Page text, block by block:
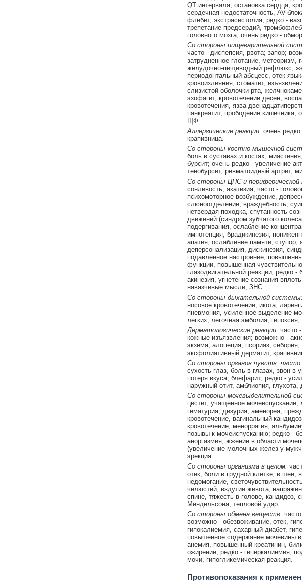
QT интервала, остановка сердца,
сердечная недостаточность, AV-
флебит, экстрасистолия; редко -
трепетание предсердий,
головного мозга; очень редко -
Со стороны пищеварительной
часто - диспепсия, рвота; запор;
затрудненное глотание, метеоризм,
желудочно-пищеводный рефлюкс,
периодонтальный абсцесс, отек
кровоизлияния, стоматит,
слизистой оболочки рта,
эзофагит, кровотечение десен,
кровотечения, язва
панкреатит, прободение
ЩФ.
Аллергические реакции: очень
крапивница.
Со стороны костно-мышечной
боль в суставах и костях,
бурсит; очень редко - увеличение
тенобурсит, ревматоидный артрит,
Со стороны ЦНС и периферической
сонливость, акатизия; часто -
психомоторное возбуждение,
слюноотделение, враждебность,
нетвердая походка, спутанность
движений (синдром зубчатого
подергивания, ослабление
импотенция, брадикинезия,
апатия, ослабление памяти, ступор,
деперсонализация, дискинезия,
подавленное настроение,
функции, повышенная
глазодвигательной реакции; редко
акинезия, угнетение сознания
навязчивые мысли, ЗНС.
Со стороны дыхательной системы:
носовое кровотечение, икота,
пневмония, усиленное выделение
легких, легочная эмболия,
Дерматологические реакции: часто
кожные изъязвления; возможно -
экзема, алопеция, псориаз,
эксфолиативный дерматит,
Со стороны органов чувств:
сухость глаз, боль в глазах, звон в
потеря вкуса, блефарит; редко -
наружный отит, амблиопия,
Со стороны мочевыделительной
цистит, учащенное мочеиспускание,
гематурия, дизурия, аменорея,
кровотечение, вагинальный
кровотечение, меноррагия,
позывы к мочеиспусканию; редко -
аноргазмия, жжение в области
(увеличение молочных желез у
эрекция.
Со стороны организма в целом:
отек, боли в грудной клетке, в шее;
недомогание,
челюстей, вздутие живота,
спине, тяжесть в голове, кандидоз,
Мендельсона, тепловой удар.
Со стороны обмена веществ:
возможно - обезвоживание, отек,
гипокалиемия, сахарный диабет,
повышенное содержание мочевины
анемия, повышенный креатинин,
ожирение; редко - гиперкалиемия,
мочи, гипогликемическая реакция.
Противопоказания к